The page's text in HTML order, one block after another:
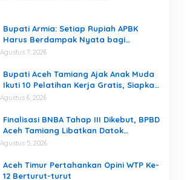
Bupati Armia: Setiap Rupiah APBK
Harus Berdampak Nyata bagi
Masyarakat
Agustus 7, 2026
Bupati Aceh Tamiang Ajak Anak Muda
Ikuti 10 Pelatihan Kerja Gratis, Siapkan
SDM Siap Kerja dan Berwirausaha
Agustus 6, 2026
Finalisasi BNBA Tahap III Dikebut, BPBD
Aceh Tamiang Libatkan Datok
Penghulu untuk Vervali Stimulan
Agustus 5, 2026
Aceh Timur Pertahankan Opini WTP Ke-
12 Berturut-turut